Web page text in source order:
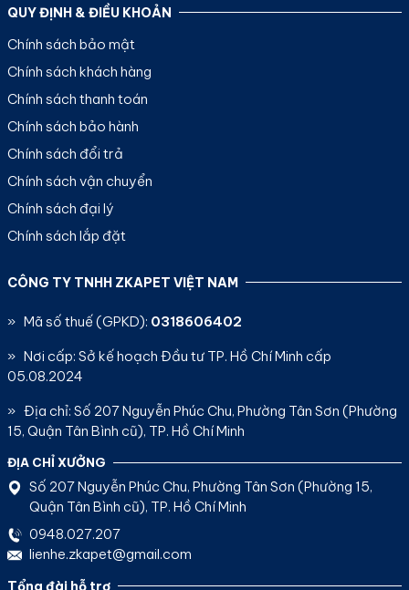
QUY ĐỊNH & ĐIỀU KHOẢN
Chính sách bảo mật
Chính sách khách hàng
Chính sách thanh toán
Chính sách bảo hành
Chính sách đổi trả
Chính sách vận chuyển
Chính sách đại lý
Chính sách lắp đặt
CÔNG TY TNHH ZKAPET VIỆT NAM
» Mã số thuế (GPKD): 0318606402
» Nơi cấp: Sở kế hoạch Đầu tư TP. Hồ Chí Minh cấp
05.08.2024
» Địa chỉ: Số 207 Nguyễn Phúc Chu, Phường Tân Sơn (Phường
15, Quận Tân Bình cũ), TP. Hồ Chí Minh
ĐỊA CHỈ XƯỞNG
Số 207 Nguyễn Phúc Chu, Phường Tân Sơn (Phường 15,
Quận Tân Bình cũ), TP. Hồ Chí Minh
0948.027.207
lienhe.zkapet@gmail.com
Tổng đài hỗ trợ